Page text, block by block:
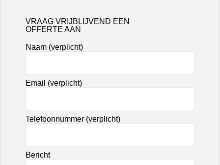
VRAAG VRIJBLIJVEND EEN
OFFERTE AAN
Naam (verplicht)
Email (verplicht)
Telefoonnummer (verplicht)
Bericht